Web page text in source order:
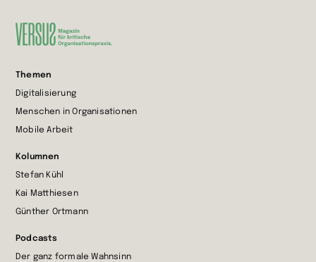
Startseite
wechseln
Themen
Digitalisierung
Menschen in Organisationen
Mobile Arbeit
Kolumnen
Stefan Kühl
Kai Matthiesen
Günther Ortmann
Podcasts
Der ganz formale Wahnsinn